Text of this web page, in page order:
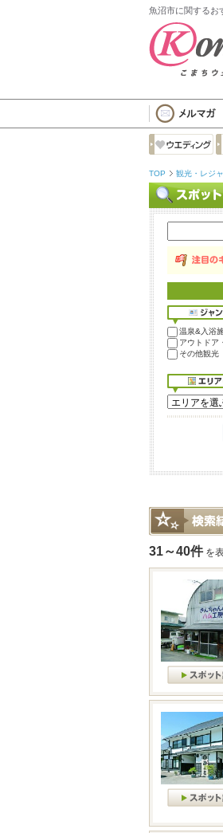
魚沼市に関するお
TOP 観光・レジ
温泉&入浴
アウトドア
その他観光
31～40件 を